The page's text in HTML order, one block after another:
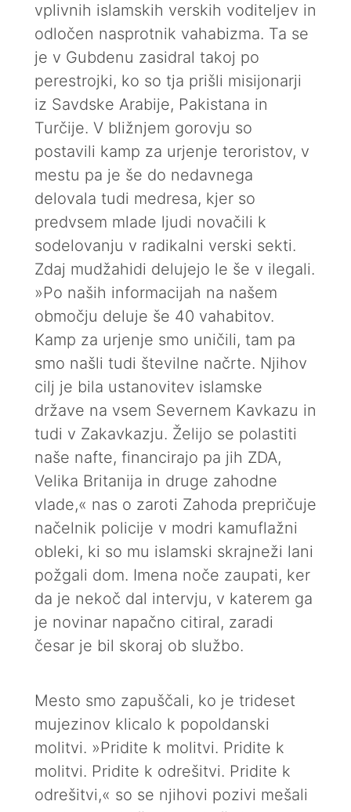
vplivnih islamskih verskih voditeljev in
odločen nasprotnik vahabizma. Ta se
je v Gubdenu zasidral takoj po
perestrojki, ko so tja prišli misijonarji
iz Savdske Arabije, Pakistana in
Turčije. V bližnjem gorovju so
postavili kamp za urjenje teroristov, v
mestu pa je še do nedavnega
delovala tudi medresa, kjer so
predvsem mlade ljudi novačili k
sodelovanju v radikalni verski sekti.
Zdaj mudžahidi delujejo le še v ilegali.
»Po naših informacijah na našem
območju deluje še 40 vahabitov.
Kamp za urjenje smo uničili, tam pa
smo našli tudi številne načrte. Njihov
cilj je bila ustanovitev islamske
države na vsem Severnem Kavkazu in
tudi v Zakavkazju. Želijo se polastiti
naše nafte, financirajo pa jih ZDA,
Velika Britanija in druge zahodne
vlade,« nas o zaroti Zahoda prepričuje
načelnik policije v modri kamuflažni
obleki, ki so mu islamski skrajneži lani
požgali dom. Imena noče zaupati, ker
da je nekoč dal intervju, v katerem ga
je novinar napačno citiral, zaradi
česar je bil skoraj ob službo.
Mesto smo zapuščali, ko je trideset
mujezinov klicalo k popoldanski
molitvi. »Pridite k molitvi. Pridite k
molitvi. Pridite k odrešitvi. Pridite k
odrešitvi,« so se njihovi pozivi mešali